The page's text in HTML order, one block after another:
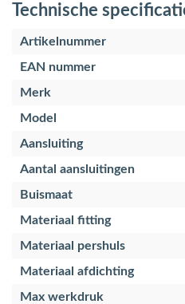
Technische
Artikelnummer
EAN nummer
Merk
Model
Aansluiting
Aantal aansluitingen
Buismaat
Materiaal fitting
Materiaal pershuls
Materiaal afdichting
Max werkdruk